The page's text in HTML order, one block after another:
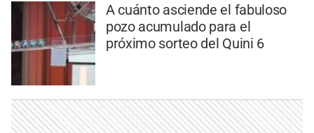
A cuánto asciende el fabuloso
pozo acumulado para el
próximo sorteo del Quini 6